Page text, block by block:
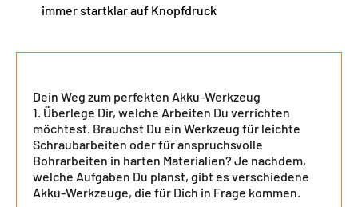
immer startklar auf Knopfdruck
Dein Weg zum perfekten Akku-Werkzeug
Überlege Dir, welche Arbeiten Du verrichten
möchtest. Brauchst Du ein Werkzeug für leichte
Schraubarbeiten oder für anspruchsvolle
Bohrarbeiten in harten Materialien? Je nachdem,
welche Aufgaben Du planst, gibt es verschiedene
Akku-Werkzeuge, die für Dich in Frage kommen.